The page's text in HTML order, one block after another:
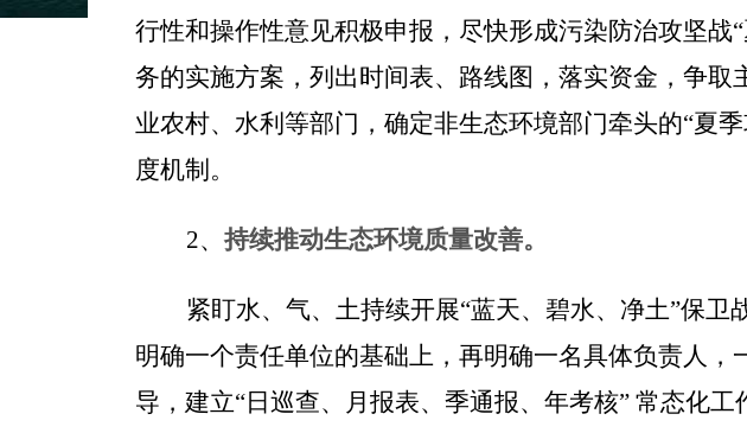
行性和操作性意见积极申报，尽快形成污染防治攻坚战
务的实施方案，列出时间表、路线图，落实资金，争
业农村、水利等部门，确定非生态环境部门牵头的“夏
度机制。
2、 持续推动生态环境质量改善。
紧盯水、气、土持续开展“蓝天、碧水、净土”保卫
明确一个责任单位的基础上，再明确一名具体负责人
导，建立“日巡查、月报表、季通报、年考核”常态化工